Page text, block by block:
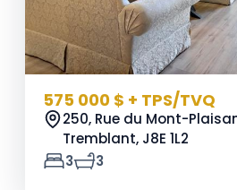
575 000 $ + TPS/TVQ
250, Rue du Mont-
Tremblant, J8E 1L2
3
3